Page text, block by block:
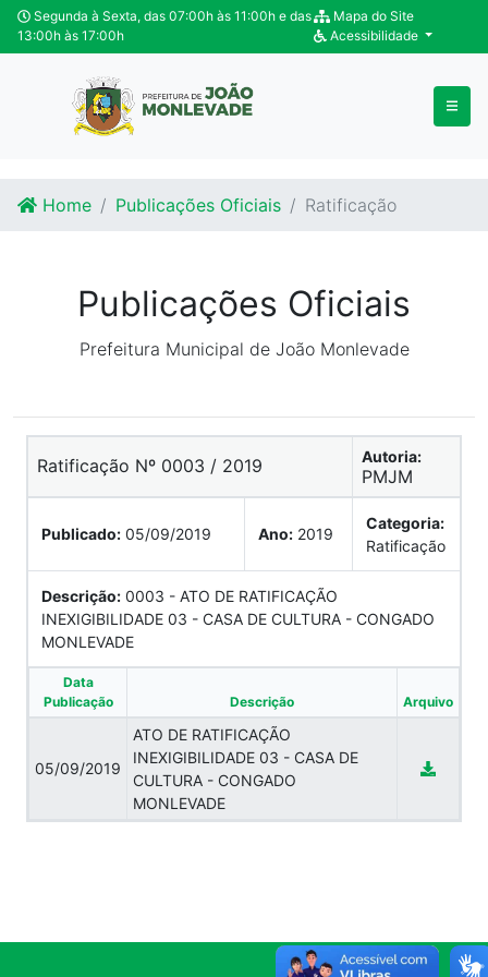
Ir para o conteúdo
Ir para o fim do conteúdo
Segunda à Sexta, das 07:00h às 11:00h e das
13:00h às 17:00h
Mapa do Site
Acessibilidade
Home Publicações Oficiais Ratificação
Publicações Oficiais
Prefeitura Municipal de João Monlevade
Ratificação Nº 0003 / 2019 Autoria:
PMJM
Publicado: 05/09/2019 Ano: 2019
Categoria:
Ratificação
Descrição: 0003 - ATO DE RATIFICAÇÃO
INEXIGIBILIDADE 03 - CASA DE CULTURA - CONGADO
MONLEVADE
Data
Publicação
Descrição Arquivo
05/09/2019
ATO DE RATIFICAÇÃO
INEXIGIBILIDADE 03 - CASA DE
CULTURA - CONGADO
MONLEVADE